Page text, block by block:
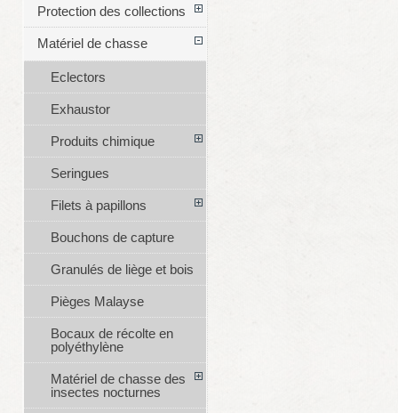
Protection des collections
Matériel de chasse
Eclectors
Exhaustor
Produits chimique
Seringues
Filets à papillons
Bouchons de capture
Granulés de liège et bois
Pièges Malayse
Bocaux de récolte en
polyéthylène
Matériel de chasse des
insectes nocturnes